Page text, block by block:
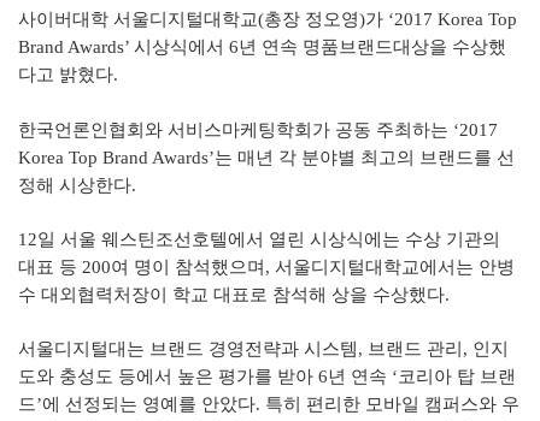
사이버대학 서울디지털대학교(총장 정오영)가 ‘2017 Korea Top
Brand Awards’ 시상식에서 6년 연속 명품브랜드대상을 수상했
다고 밝혔다.
한국언론인협회와 서비스마케팅학회가 공동 주최하는 ‘2017
Korea Top Brand Awards’는 매년 각 분야별 최고의 브랜드를 선
정해 시상한다.
12일 서울 웨스틴조선호텔에서 열린 시상식에는 수상 기관의
대표 등 200여 명이 참석했으며, 서울디지털대학교에서는 안병
수 대외협력처장이 학교 대표로 참석해 상을 수상했다.
서울디지털대는 브랜드 경영전략과 시스템, 브랜드 관리, 인지
도와 충성도 등에서 높은 평가를 받아 6년 연속 ‘코리아 탑 브랜
드’에 선정되는 영예를 안았다. 특히 편리한 모바일 캠퍼스와 우